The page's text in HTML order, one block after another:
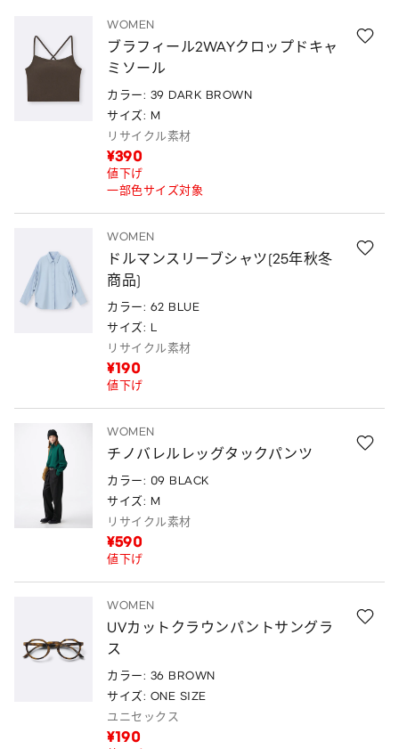
WOMEN
ブラフィール2WAYクロップドキャ
ミソール
カラー: 39 DARK BROWN
サイズ: M
リサイクル素材
¥390
値下げ
一部色サイズ対象
WOMEN
ドルマンスリーブシャツ(25年秋冬
商品)
カラー: 62 BLUE
サイズ: L
リサイクル素材
¥190
値下げ
WOMEN
チノバレルレッグタックパンツ
カラー: 09 BLACK
サイズ: M
リサイクル素材
¥590
値下げ
WOMEN
UVカットクラウンパントサングラ
ス
カラー: 36 BROWN
サイズ: ONE SIZE
ユニセックス
¥190